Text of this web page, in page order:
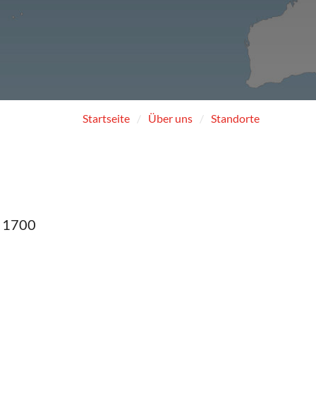
Startseite Über uns Standorte
1700